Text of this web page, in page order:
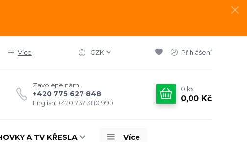
Více CZK Přihlášení
Zavolejte nám.
+420 775 627 848
English: +420 737 380 990
0 ks
0,00 Kč
A TV KŘESLA Více